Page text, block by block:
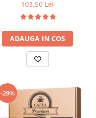
103,50 Lei
ADAUGA IN COS
-29%